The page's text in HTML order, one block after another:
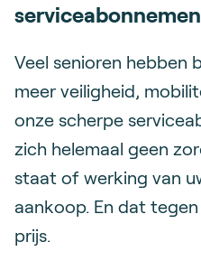
Veel senioren hebben
meer veiligheid,
onze scherpe
zich helemaal geen
staat of werking van
aankoop. En dat
prijs.